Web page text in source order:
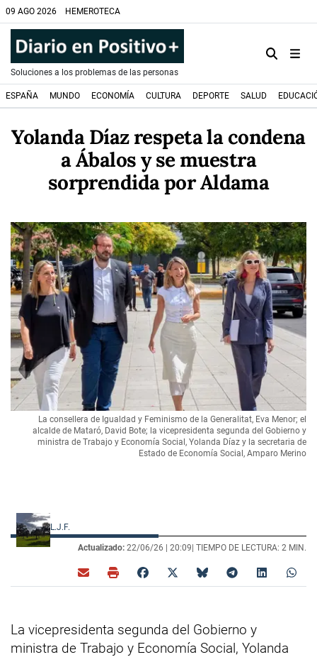
09 AGO 2026 HEMEROTECA
Soluciones a los problemas de las personas
ESPAÑA MUNDO ECONOMÍA CULTURA DEPORTE SALUD
Yolanda Díaz respeta la condena
a Ábalos y se muestra
sorprendida por Aldama
La consellera de Igualdad y Feminismo de la Generalitat, Eva Menor; el
alcalde de Mataró, David Bote; la vicepresidenta segunda del Gobierno y
ministra de Trabajo y Economía Social, Yolanda Díaz y la secretaria de
Estado de Economía Social, Amparo Merino
L.J.F.
Actualizado: 22/06/26 | 20:09| TIEMPO DE LECTURA: 2 MIN.
La vicepresidenta segunda del Gobierno y
ministra de Trabajo y Economía Social, Yolanda